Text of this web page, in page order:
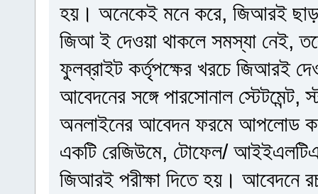
হয়। অনেকেই মনে করে, জিআরই
জিআ ই দেওয়া থাকলে সমস্যা নেই, তবে
ফুলব্রাইট কর্তৃপক্ষের খরচে জিআরই
আবেদনের সঙ্গে পারসোনাল স্টেটমেন্ট,
অনলাইনের আবেদন ফরমে আপলোড
একটি রেজিউমে, টোফেল/
জিআরই পরীক্ষা দিতে হয়। আবেদনে